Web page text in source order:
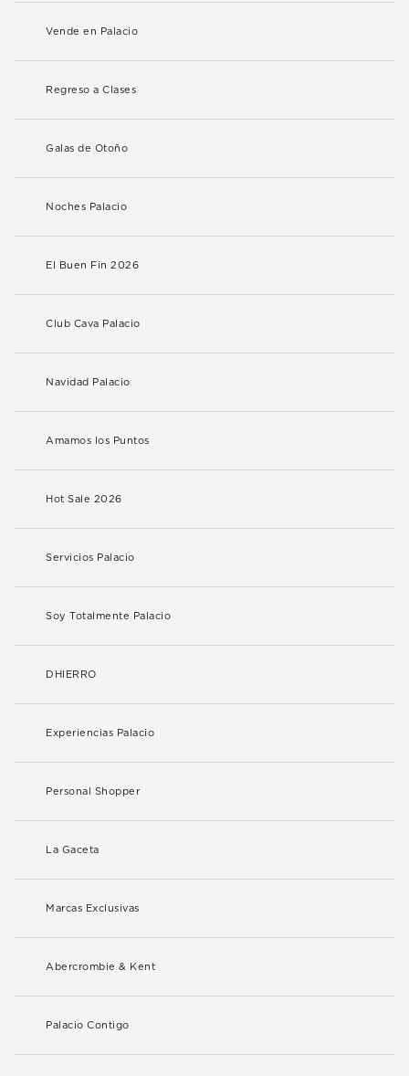
Vende en Palacio
Regreso a Clases
Galas de Otoño
Noches Palacio
El Buen Fin 2026
Club Cava Palacio
Navidad Palacio
Amamos los Puntos
Hot Sale 2026
Servicios Palacio
Soy Totalmente Palacio
DHIERRO
Experiencias Palacio
Personal Shopper
La Gaceta
Marcas Exclusivas
Abercrombie & Kent
Palacio Contigo